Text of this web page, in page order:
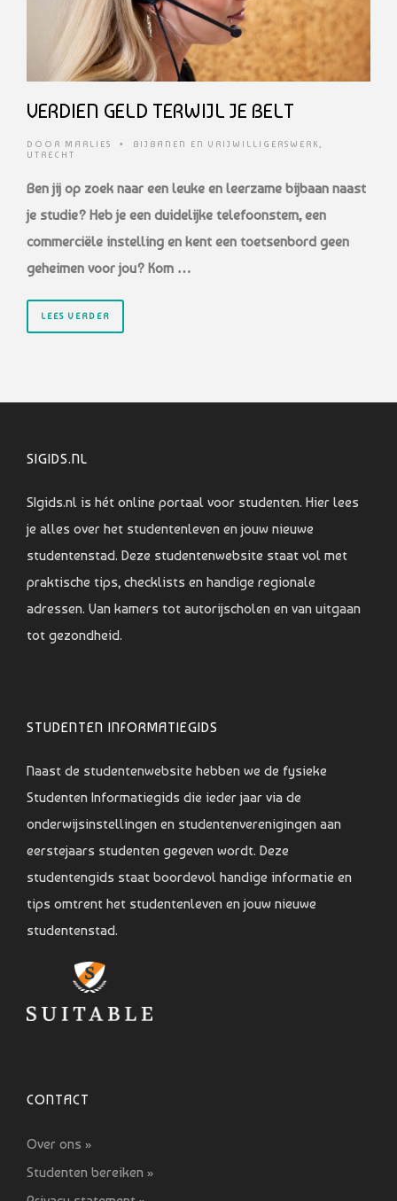
VERDIEN GELD TERWIJL JE BELT
DOOR MARLIES • BIJBANEN EN VRIJWILLIGERSWERK,
UTRECHT
Ben jij op zoek naar een leuke en leerzame bijbaan naast
je studie? Heb je een duidelijke telefoonstem, een
commerciële instelling en kent een toetsenbord geen
geheimen voor jou? Kom …
LEES VERDER
SIGIDS.NL
SIgids.nl is hét online portaal voor studenten. Hier lees
je alles over het studentenleven en jouw nieuwe
studentenstad. Deze studentenwebsite staat vol met
praktische tips, checklists en handige regionale
adressen. Van kamers tot autorijscholen en van uitgaan
tot gezondheid.
STUDENTEN INFORMATIEGIDS
Naast de studentenwebsite hebben we de fysieke
Studenten Informatiegids die ieder jaar via de
onderwijsinstellingen en studentenverenigingen aan
eerstejaars studenten gegeven wordt. Deze
studentengids staat boordevol handige informatie en
tips omtrent het studentenleven en jouw nieuwe
studentenstad.
CONTACT
Over ons »
Studenten bereiken »